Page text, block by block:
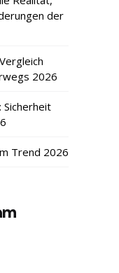
der
2026
Sicherheit
Trend 2026